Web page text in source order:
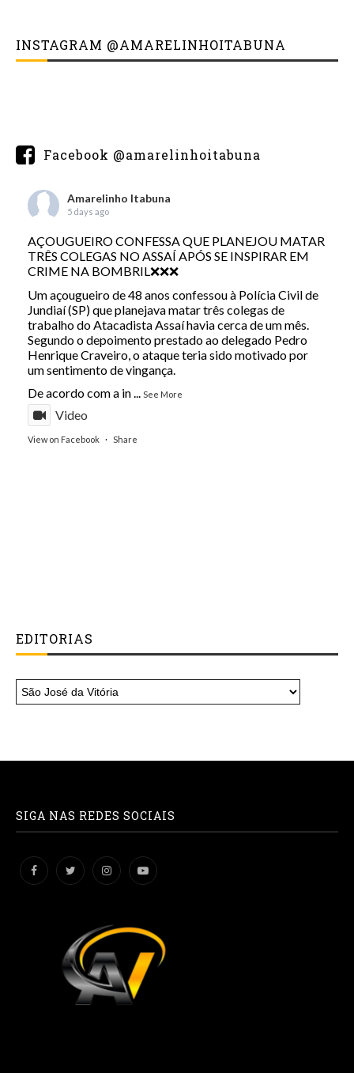
INSTAGRAM @AMARELINHOITABUNA
Facebook @amarelinhoitabuna
Amarelinho Itabuna
5 days ago
AÇOUGUEIRO CONFESSA QUE PLANEJOU MATAR
TRÊS COLEGAS NO ASSAÍ APÓS SE INSPIRAR EM
CRIME NA BOMBRIL❌❌❌
Um açougueiro de 48 anos confessou à Polícia Civil de
Jundiaí (SP) que planejava matar três colegas de
trabalho do Atacadista Assaí havia cerca de um mês.
Segundo o depoimento prestado ao delegado Pedro
Henrique Craveiro, o ataque teria sido motivado por
um sentimento de vingança.
De acordo com a in... See More
Video
View on Facebook · Share
EDITORIAS
SIGA NAS REDES SOCIAIS